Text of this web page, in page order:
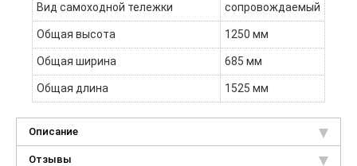
Вид самоходной тележки сопровождаемый
Общая высота 1250 мм
Общая ширина 685 мм
Общая длина 1525 мм
Описание
Отзывы